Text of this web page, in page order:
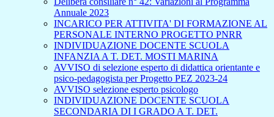
Annuale 2023
INCARICO PER ATTIVITA' DI FORMAZIONE AL
PERSONALE INTERNO PROGETTO PNRR
INDIVIDUAZIONE DOCENTE SCUOLA
INFANZIA A T. DET. MOSTI MARINA
AVVISO di selezione esperto di didattica orientante e
psico-pedagogista per Progetto PEZ 2023-24
AVVISO selezione esperto psicologo
INDIVIDUAZIONE DOCENTE SCUOLA
SECONDARIA DI I GRADO A T. DET.